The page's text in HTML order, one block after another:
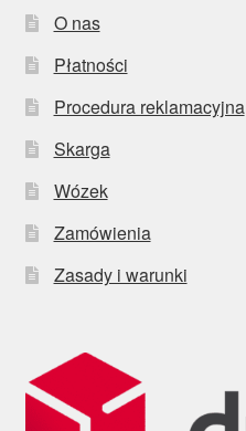
O nas
Płatności
Procedura reklamacyjna
Skarga
Wózek
Zamówienia
Zasady i warunki